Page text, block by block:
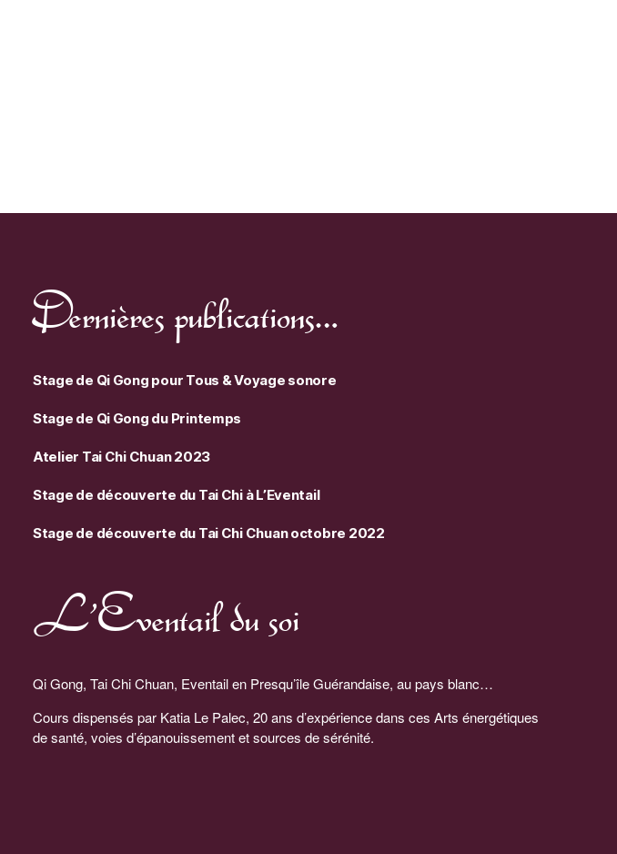
Dernières publications…
Stage de Qi Gong pour Tous & Voyage sonore
Stage de Qi Gong du Printemps
Atelier Tai Chi Chuan 2023
Stage de découverte du Tai Chi à L’Eventail
Stage de découverte du Tai Chi Chuan octobre 2022
L’Eventail du soi
Qi Gong, Tai Chi Chuan, Eventail en Presqu’île Guérandaise, au pays blanc…
Cours dispensés par Katia Le Palec, 20 ans d’expérience dans ces Arts énergétiques
de santé, voies d’épanouissement et sources de sérénité.